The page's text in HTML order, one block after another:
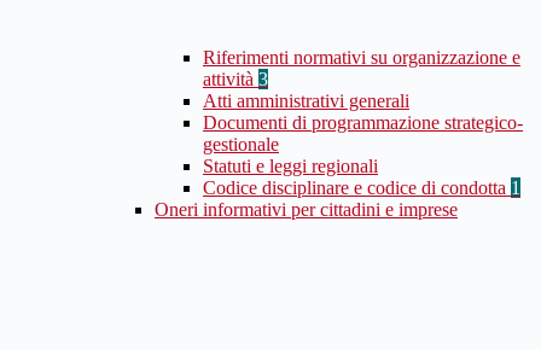
Riferimenti normativi su organizzazione e
attività 3
Atti amministrativi generali
Documenti di programmazione strategico-
gestionale
Statuti e leggi regionali
Codice disciplinare e codice di condotta 1
Oneri informativi per cittadini e imprese